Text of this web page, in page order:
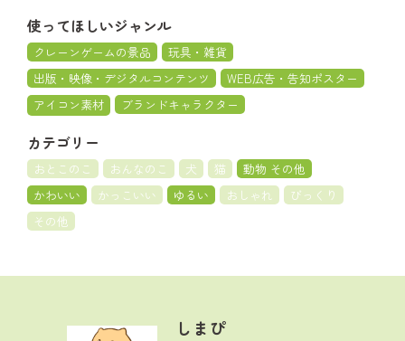
使ってほしいジャンル
クレーンゲームの景品
玩具・雑貨
出版・映像・デジタルコンテンツ
WEB広告・告知ポスター
アイコン素材
ブランドキャラクター
カテゴリー
おとこのこ おんなのこ 犬 猫
動物 その他
かわいい
かっこいい ゆるい おしゃれ
びっくり
その他
しまぴ